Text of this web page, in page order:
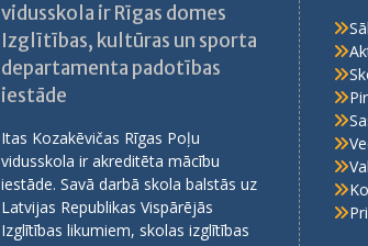
vidusskola ir Rīgas domes
Izglītības, kultūras un sporta
departamenta padotības
iestāde
Itas Kozakēvičas Rīgas Poļu
vidusskola ir akreditēta mācību
iestāde. Savā darbā skola balstās uz
Latvijas Republikas Vispārējās
Izglītības likumiem, skolas izglītības